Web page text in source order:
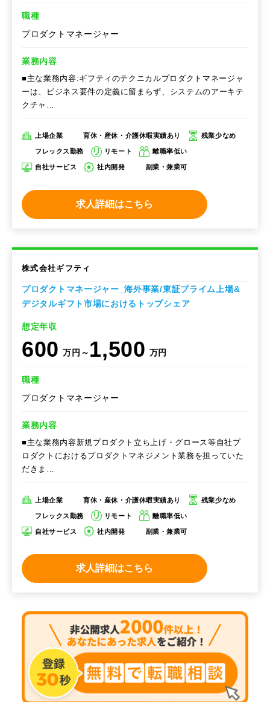
職種
プロダクトマネージャー
業務内容
■主な業務内容:ギフティのテクニカルプロダクトマネージャ
ーは、ビジネス要件の定義に留まらず、システムのアーキテ
クチャ…
上場企業 育休・産休・介護休暇実績あり 残業少なめ
フレックス勤務 リモート 離職率低い
自社サービス 社内開発 副業・兼業可
求人詳細はこちら
株式会社ギフティ
プロダクトマネージャー_海外事業/東証プライム上場&
デジタルギフト市場におけるトップシェア
想定年収
600 万円～ 1,500 万円
職種
プロダクトマネージャー
業務内容
■主な業務内容新規プロダクト立ち上げ・グロース等自社プ
ロダクトにおけるプロダクトマネジメント業務を担っていた
だきま…
上場企業 育休・産休・介護休暇実績あり 残業少なめ
フレックス勤務 リモート 離職率低い
自社サービス 社内開発 副業・兼業可
求人詳細はこちら